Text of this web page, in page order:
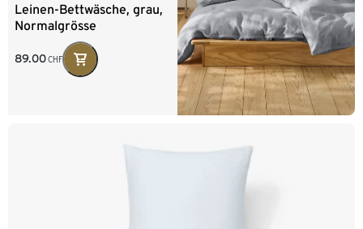
Leinen-Bettwäsche, grau,
Normalgrösse
89.00CHF